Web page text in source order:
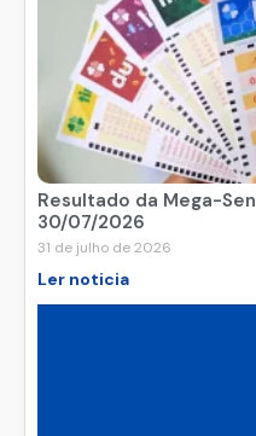
Resultado da Mega-
30/07/2026
31 de julho de 2026
Ler noticia